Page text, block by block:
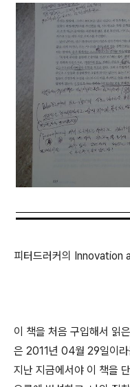
피터드러커의 Innovation
이 책을 처음 구입해서 읽
은 2011년 04월 29일이라
지난 지금에서야 이 책을